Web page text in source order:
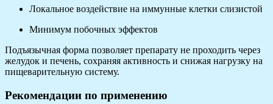
Локальное воздействие на иммунные клетки слизистой
Минимум побочных эффектов
Подъязычная форма позволяет препарату не проходить через
желудок и печень, сохраняя активность и снижая нагрузку на
пищеварительную систему.
Рекомендации по применению